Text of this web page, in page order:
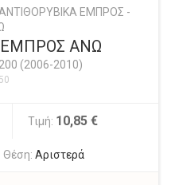
ΕΜΠΡΟΣ -
ΑΝΩ
(2006-2010)
Τιμή: 10,85 €
Θέση: Αριστερά